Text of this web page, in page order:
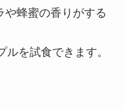
や蜂蜜の香りがする
を試食できます。